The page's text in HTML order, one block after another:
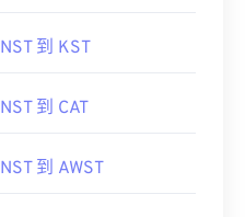
NST 到 KST
NST 到 CAT
NST 到 AWST